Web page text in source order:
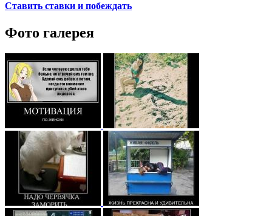
Ставить ставки и побеждать
Фото галерея